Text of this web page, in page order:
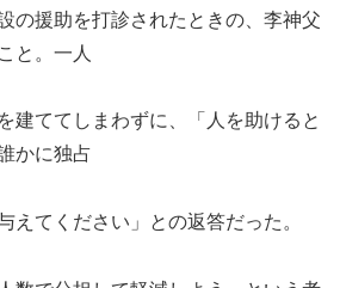
の援助を打診されたときの、李神父
と。一人
建ててしまわずに、「人を助けると
かに独占
えてください」との返答だった。